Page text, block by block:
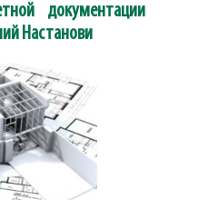
документации
Настанови